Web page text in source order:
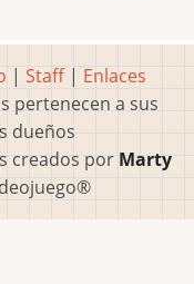
| Staff| Enlaces
pertenecen a sus
dueños
creados por Marty